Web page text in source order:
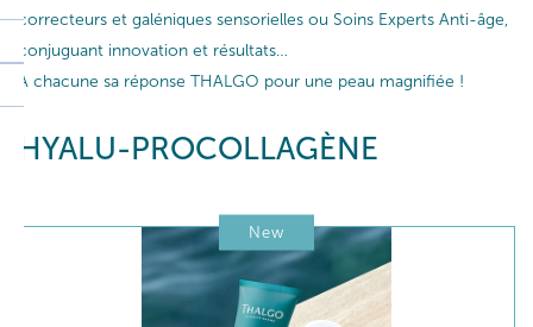
correcteurs et galéniques sensorielles ou Soins Experts Anti-âge,
conjuguant innovation et résultats…
A chacune sa réponse THALGO pour une peau magnifiée !
HYALU-PROCOLLAGÈNE
New